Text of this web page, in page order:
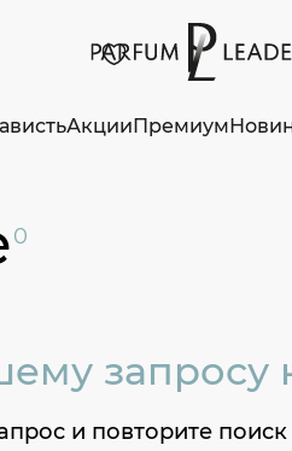
АкцииПремиум
0
запросу
и повторите